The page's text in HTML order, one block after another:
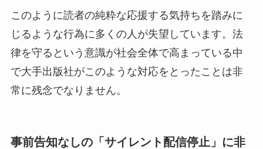
このように読者の純粋な応援する気持ちを踏みに
じるような行為に多くの人が失望しています。法
律を守るという意識が社会全体で高まっている中
で大手出版社がこのような対応をとったことは非
常に残念でなりません。
事前告知なしの「サイレント配信停止」に非